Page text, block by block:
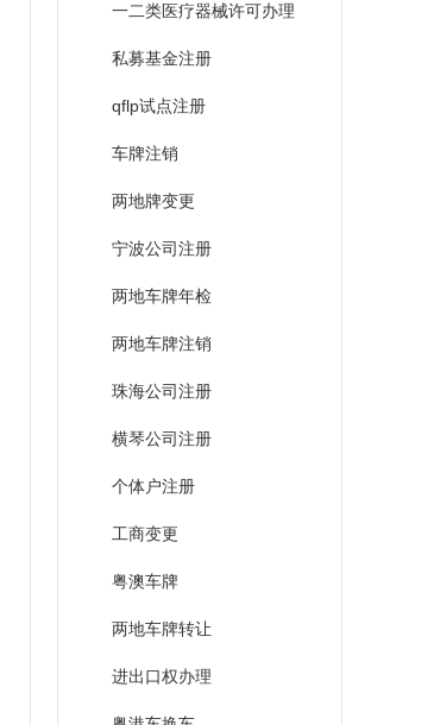
一二类医疗器械许可办理
私募基金注册
qflp试点注册
车牌注销
两地牌变更
宁波公司注册
两地车牌年检
两地车牌注销
珠海公司注册
横琴公司注册
个体户注册
工商变更
粤澳车牌
两地车牌转让
进出口权办理